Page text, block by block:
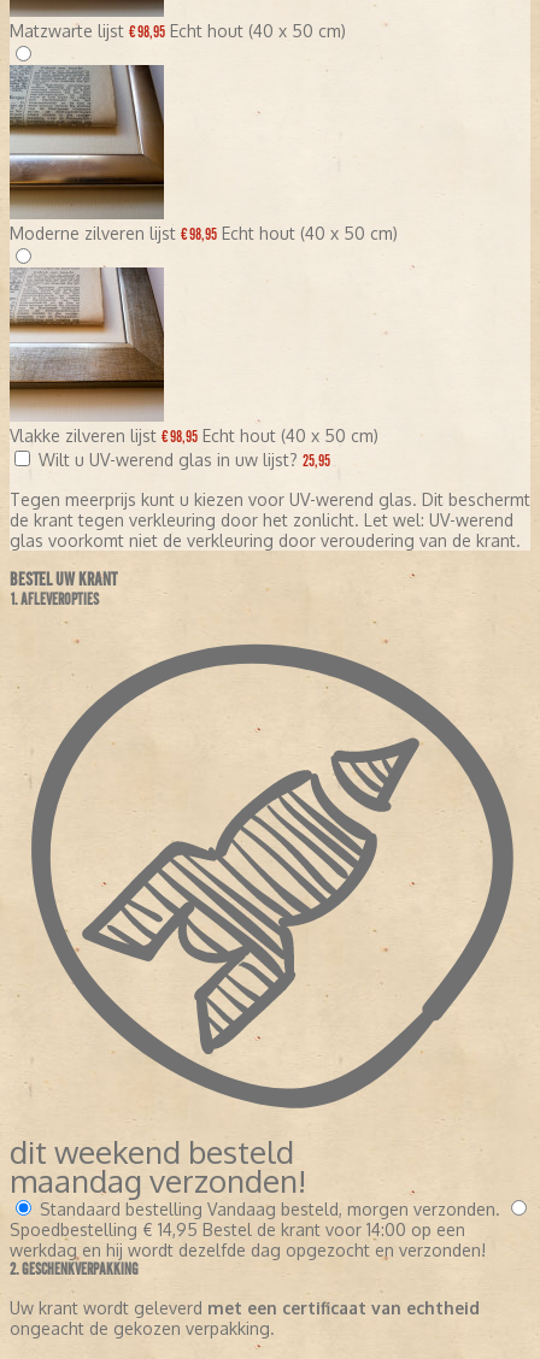
Matzwarte lijst € 98,95 Echt hout (40 x 50 cm)
Moderne zilveren lijst € 98,95 Echt hout (40 x 50 cm)
Vlakke zilveren lijst € 98,95 Echt hout (40 x 50 cm)
Wilt u UV-werend glas in uw lijst? 25,95
Tegen meerprijs kunt u kiezen voor UV-werend glas. Dit beschermt
de krant tegen verkleuring door het zonlicht. Let wel: UV-werend
glas voorkomt niet de verkleuring door veroudering van de krant.
BESTEL UW KRANT
1. AFLEVEROPTIES
dit weekend besteld
maandag verzonden!
Standaard bestelling Vandaag besteld, morgen verzonden.
Spoedbestelling € 14,95 Bestel de krant voor 14:00 op een
werkdag en hij wordt dezelfde dag opgezocht en verzonden!
2. GESCHENKVERPAKKING
Uw krant wordt geleverd met een certificaat van echtheid
ongeacht de gekozen verpakking.